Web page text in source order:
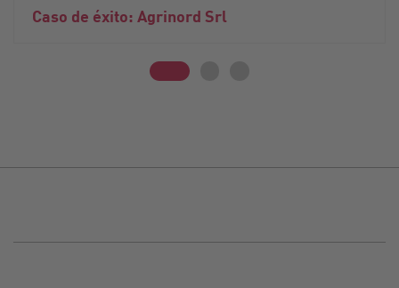
Caso de éxito: Agrinord Srl